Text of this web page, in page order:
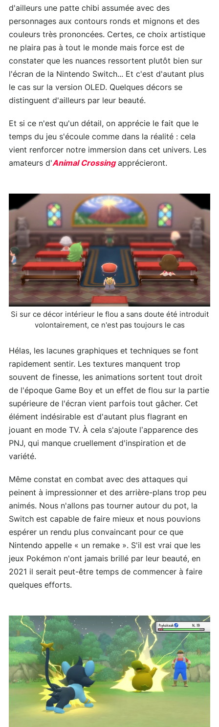
d'ailleurs une patte chibi assumée avec des
personnages aux contours ronds et mignons et des
couleurs très prononcées. Certes, ce choix artistique
ne plaira pas à tout le monde mais force est de
constater que les nuances ressortent plutôt bien sur
l'écran de la Nintendo Switch... Et c'est d'autant plus
le cas sur la version OLED. Quelques décors se
distinguent d'ailleurs par leur beauté.
Et si ce n'est qu'un détail, on apprécie le fait que le
temps du jeu s'écoule comme dans la réalité : cela
vient renforcer notre immersion dans cet univers. Les
amateurs d'Animal Crossingapprécieront.
Si sur ce décor intérieur le flou a sans doute été introduit
volontairement, ce n'est pas toujours le cas
Hélas, les lacunes graphiques et techniques se font
rapidement sentir. Les textures manquent trop
souvent de finesse, les animations sortent tout droit
de l'époque Game Boy et un effet de flou sur la partie
supérieure de l'écran vient parfois tout gâcher. Cet
élément indésirable est d'autant plus flagrant en
jouant en mode TV. À cela s'ajoute l’apparence des
PNJ, qui manque cruellement d'inspiration et de
variété.
Même constat en combat avec des attaques qui
peinent à impressionner et des arrière-plans trop peu
animés. Nous n'allons pas tourner autour du pot, la
Switch est capable de faire mieux et nous pouvions
espérer un rendu plus convaincant pour ce que
Nintendo appelle « un remake ». S'il est vrai que les
jeux Pokémon n'ont jamais brillé par leur beauté, en
2021 il serait peut-être temps de commencer à faire
quelques efforts.